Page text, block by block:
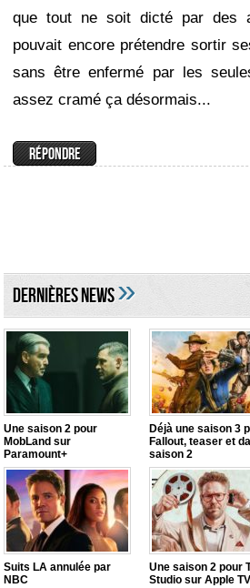
que tout ne soit dicté par des
pouvait encore prétendre sortir
sans être enfermé par les
assez cramé ça désormais...
DERNIÈRES NEWS»
Une saison 2 pour
MobLand sur
Paramount+
Déjà une saison 3
Fallout, teaser et
saison 2
Suits LA annulée par
NBC
Une saison 2 pour
Studio sur Apple